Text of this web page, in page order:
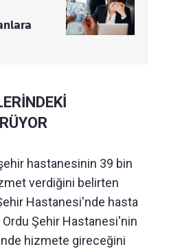
hastanesinin 39 bin
verdiğini belirten
Hastanesi'nde hasta
Ordu Şehir Hastanesi'nin
hizmete gireceğini